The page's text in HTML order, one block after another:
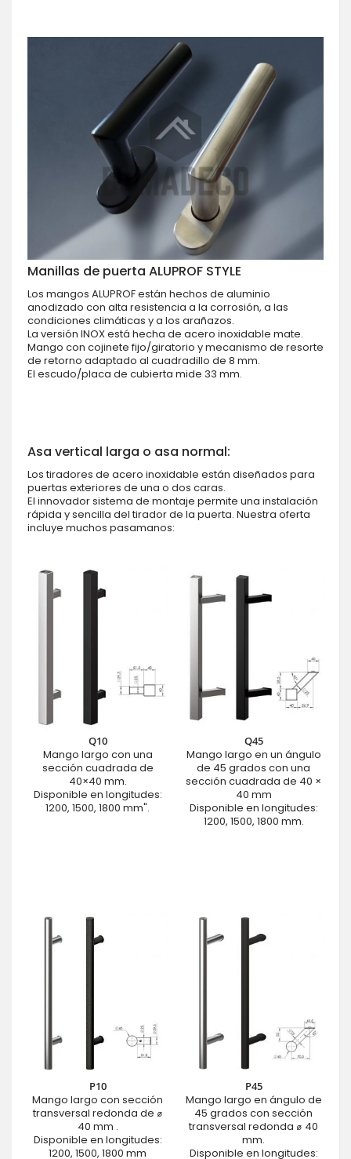
Manillas de puerta ALUPROF STYLE
Los mangos ALUPROF están hechos de aluminio
anodizado con alta resistencia a la corrosión, a las
condiciones climáticas y a los arañazos.
La versión INOX está hecha de acero inoxidable mate.
Mango con cojinete fijo/giratorio y mecanismo de resorte
de retorno adaptado al cuadradillo de 8 mm.
El escudo/placa de cubierta mide 33 mm.
Asa vertical larga o asa normal:
Los tiradores de acero inoxidable están diseñados para
puertas exteriores de una o dos caras.
El innovador sistema de montaje permite una instalación
rápida y sencilla del tirador de la puerta. Nuestra oferta
incluye muchos pasamanos:
Q10
Mango largo con una
sección cuadrada de
40×40 mm.
Disponible en longitudes:
1200, 1500, 1800 mm".
Q45
Mango largo en un ángulo
de 45 grados con una
sección cuadrada de 40 ×
40 mm
Disponible en longitudes:
1200, 1500, 1800 mm.
P10
Mango largo con sección
transversal redonda de ⌀
40 mm .
Disponible en longitudes:
1200, 1500, 1800 mm
P45
Mango largo en ángulo de
45 grados con sección
transversal redonda ⌀ 40
mm.
Disponible en longitudes: